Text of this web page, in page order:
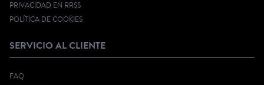
PRIVACIDAD EN RRSS
POLÍTICA DE COOKIES
SERVICIO AL CLIENTE
FAQ